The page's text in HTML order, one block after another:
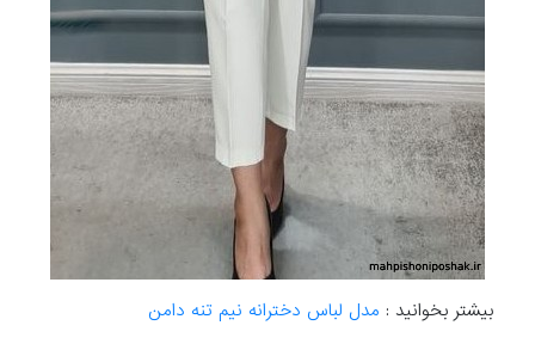
بیشتر بخوانید : مدل لباس دخترانه نیم تنه دامن